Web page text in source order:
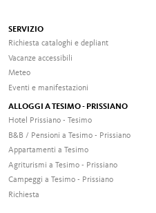
SERVIZIO
Richiesta cataloghi e depliant
Vacanze accessibili
Meteo
Eventi e manifestazioni
ALLOGGI A TESIMO - PRISSIANO
Hotel Prissiano - Tesimo
B&B / Pensioni a Tesimo - Prissiano
Appartamenti a Tesimo
Agriturismi a Tesimo - Prissiano
Campeggi a Tesimo - Prissiano
Richiesta